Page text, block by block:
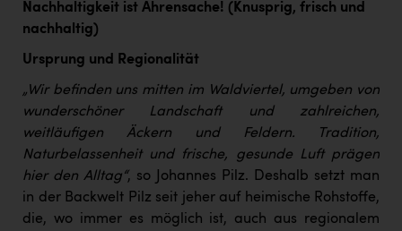
Nachhaltigkeit ist Ährensache! (Knusprig, frisch und
nachhaltig)
Ursprung und Regionalität
„Wir befinden uns mitten im Waldviertel, umgeben von
wunderschöner Landschaft und zahlreichen,
weitläufigen Äckern und Feldern. Tradition,
Naturbelassenheit und frische, gesunde Luft prägen
hier den Alltag“, so Johannes Pilz. Deshalb setzt man
in der Backwelt Pilz seit jeher auf heimische Rohstoffe,
die, wo immer es möglich ist, auch aus regionalem